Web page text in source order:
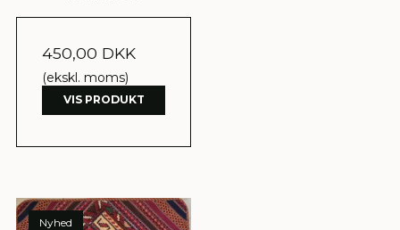
450,00 DKK
(ekskl. moms)
VIS PRODUKT
Nyhed